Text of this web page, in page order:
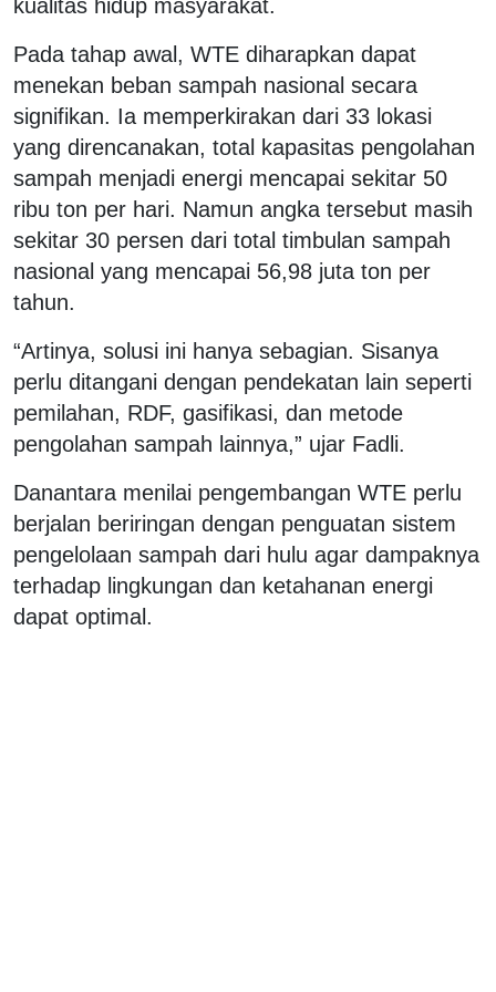
kualitas hidup masyarakat.
Pada tahap awal, WTE diharapkan dapat
menekan beban sampah nasional secara
signifikan. Ia memperkirakan dari 33 lokasi
yang direncanakan, total kapasitas pengolahan
sampah menjadi energi mencapai sekitar 50
ribu ton per hari. Namun angka tersebut masih
sekitar 30 persen dari total timbulan sampah
nasional yang mencapai 56,98 juta ton per
tahun.
“Artinya, solusi ini hanya sebagian. Sisanya
perlu ditangani dengan pendekatan lain seperti
pemilahan, RDF, gasifikasi, dan metode
pengolahan sampah lainnya,” ujar Fadli.
Danantara menilai pengembangan WTE perlu
berjalan beriringan dengan penguatan sistem
pengelolaan sampah dari hulu agar dampaknya
terhadap lingkungan dan ketahanan energi
dapat optimal.